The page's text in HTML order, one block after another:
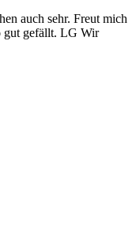
auch sehr. Freut mich
gut gefällt. LG Wir